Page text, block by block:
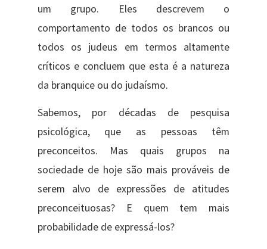
um grupo. Eles descrevem o
comportamento de todos os brancos ou
todos os judeus em termos altamente
críticos e concluem que esta é a natureza
da branquice ou do judaísmo.
Sabemos, por décadas de pesquisa
psicológica, que as pessoas têm
preconceitos. Mas quais grupos na
sociedade de hoje são mais prováveis ​​de
serem alvo de expressões de atitudes
preconceituosas? E quem tem mais
probabilidade de expressá-los?